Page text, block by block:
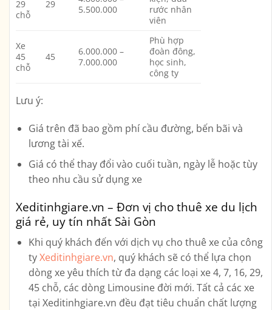
29
chỗ
29
5.500.000
rước nhân
viên
Xe
45
chỗ
45
6.000.000 –
7.000.000
Phù hợp
đoàn đông,
học sinh,
công ty
Lưu ý:
Giá trên đã bao gồm phí cầu đường, bến bãi và
lương tài xế.
Giá có thể thay đổi vào cuối tuần, ngày lễ hoặc tùy
theo nhu cầu sử dụng xe
Xeditinhgiare.vn – Đơn vị cho thuê xe du lịch
giá rẻ, uy tín nhất Sài Gòn
Khi quý khách đến với dịch vụ cho thuê xe của công
tyXeditinhgiare.vn, quý khách sẽ có thể lựa chọn
dòng xe yêu thích từ đa dạng các loại xe4, 7, 16, 29,
45 chỗ, các dòng Limousine đời mới. Tất cả các xe
tại Xeditinhgiare.vn đều đạt tiêu chuẩn chất lượng